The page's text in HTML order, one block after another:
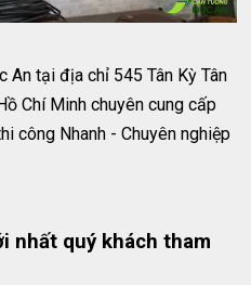
tại địa chỉ 545 Tân Kỳ Tân
Chí Minh chuyên cung cấp
công Nhanh - Chuyên nghiệp
nhất quý khách tham